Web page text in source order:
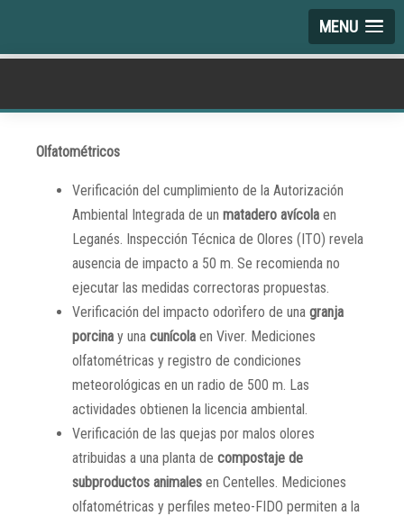
MENU
Olfatométricos
Verificación del cumplimiento de la Autorización
Ambiental Integrada de un matadero avícola en
Leganés. Inspección Técnica de Olores (ITO) revela
ausencia de impacto a 50 m. Se recomienda no
ejecutar las medidas correctoras propuestas.
Verificación del impacto odorìfero de una granja
porcina y una cunícola en Viver. Mediciones
olfatométricas y registro de condiciones
meteorológicas en un radio de 500 m. Las
actividades obtienen la licencia ambiental.
Verificación de las quejas por malos olores
atribuidas a una planta de compostaje de
subproductos animales en Centelles. Mediciones
olfatométricas y perfiles meteo-FIDO permiten a la